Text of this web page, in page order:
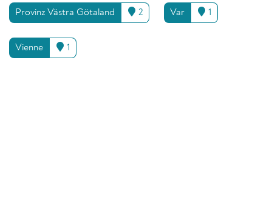
Provinz Västra Götaland 2 Var 1
Vienne 1